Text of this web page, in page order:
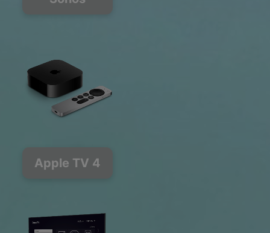
Apple TV 4